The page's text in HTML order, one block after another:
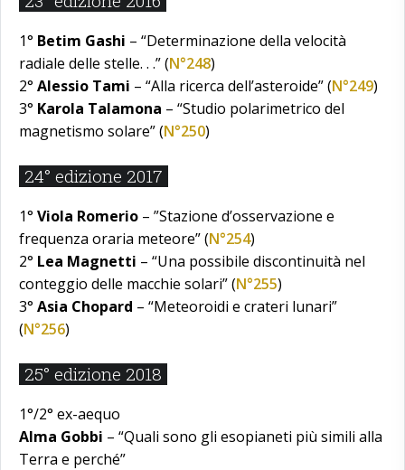
1° Betim Gashi – “Determinazione della velocità
radiale delle stelle. . .” (N°248)
2° Alessio Tami – “Alla ricerca dell’asteroide” (N°249)
3° Karola Talamona – “Studio polarimetrico del
magnetismo solare” (N°250)
24° edizione 2017
1° Viola Romerio – ”Stazione d’osservazione e
frequenza oraria meteore” (N°254)
2° Lea Magnetti – “Una possibile discontinuità nel
conteggio delle macchie solari” (N°255)
3° Asia Chopard – “Meteoroidi e crateri lunari”
(N°256)
25° edizione 2018
1°/2° ex-aequo
Alma Gobbi – “Quali sono gli esopianeti più simili alla
Terra e perché”